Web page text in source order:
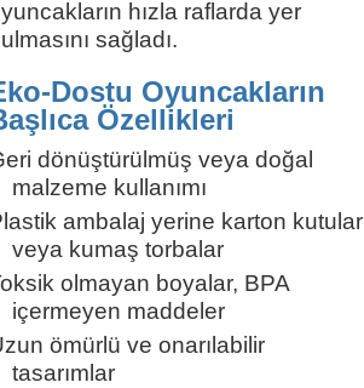
hızla raflarda yer
sağladı.
Dostu Oyuncakların
Özellikleri
dönüştürülmüş veya doğal
malzeme kullanımı
ambalaj yerine karton kutular
veya kumaş torbalar
olmayan boyalar, BPA
içermeyen maddeler
ömürlü ve onarılabilir
tasarımlar